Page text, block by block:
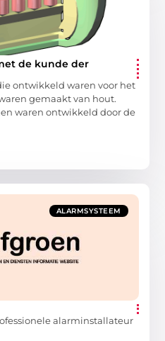
de kunde der
ontwikkeld waren voor het
gemaakt van hout.
waren ontwikkeld door de
ALARMSYSTEEM
alarminstallateur